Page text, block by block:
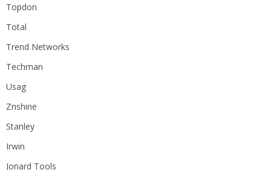
Topdon
Total
Trend Networks
Techman
Usag
Znshine
Stanley
Irwin
Jonard Tools